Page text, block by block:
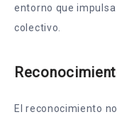
entorno que
colectivo.
El reconocimiento